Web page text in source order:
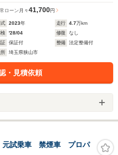
ローン 月々41,700円
式 2023年 走行 4.7万km
'28/04 修復
なし
証
保証付 整備
法定整備付
所
埼玉県狭山市
・見積依頼
試乗車 禁煙車 プロパ